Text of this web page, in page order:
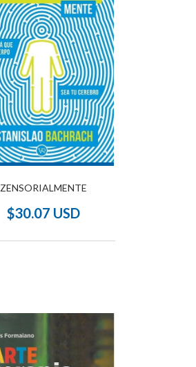
ZENSORIALMENTE
$30.07 USD